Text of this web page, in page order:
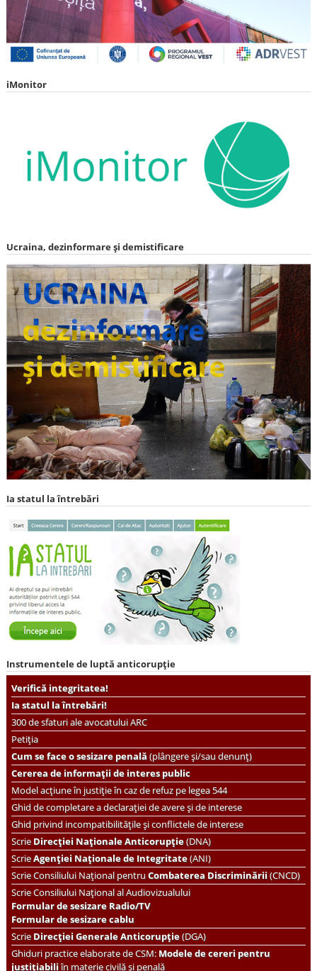
iMonitor
Ucraina, dezinformare și demistificare
Ia statul la întrebări
Instrumentele de luptă anticorupție
Verifică integritatea!
Ia statul la întrebări!
300 de sfaturi ale avocatului ARC
Petiția
Cum se face o sesizare penală(plângere și/sau denunț)
Cererea de informații de interes public
Model acțiune în justiție în caz de refuz pe legea 544
Ghid de completare a declarației de avere și de interese
Ghid privind incompatibilitățile și conflictele de interese
ScrieDirecției Naționale Anticorupție(DNA)
ScrieAgenției Naționale de Integritate(ANI)
ScrieConsiliului Național pentruCombaterea Discriminării(CNCD)
Scrie Consiliului Național al Audiovizualului
Formular de sesizare Radio/TV
Formular de sesizare cablu
ScrieDirecției Generale Anticorupție(DGA)
Ghiduri practice elaborate de CSM: Modele de cereri pentru
justițiabiliîn materie civilă și penală